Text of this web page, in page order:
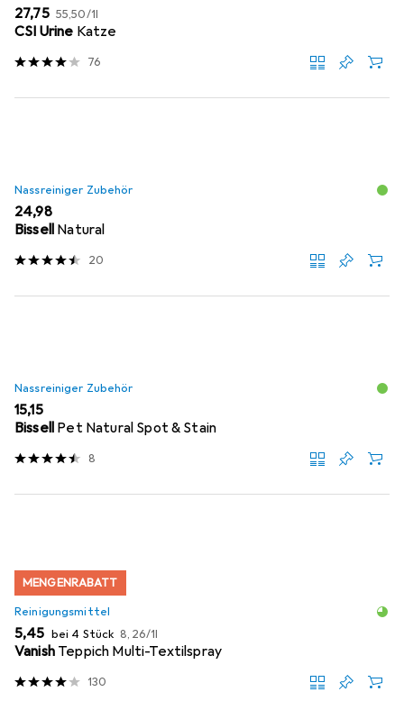
EUR
27,75 EUR
55,50/1l
CSI Urine Katze
76
Nassreiniger Zubehör
EUR
24,98
Bissell Natural
20
Nassreiniger Zubehör
EUR
15,15
Bissell Pet Natural Spot & Stain
8
MENGENRABATT
Reinigungsmittel
EUR
5,45 bei 4 Stück EUR
8,26/1l
Vanish Teppich Multi-Textilspray
130